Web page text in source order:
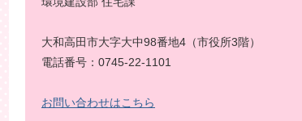
大和高田市大字大中98番地4（市役所3階）
電話番号：0745-22-1101
お問い合わせはこちら